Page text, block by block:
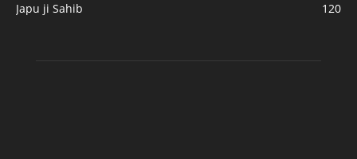
Japu ji Sahib
120